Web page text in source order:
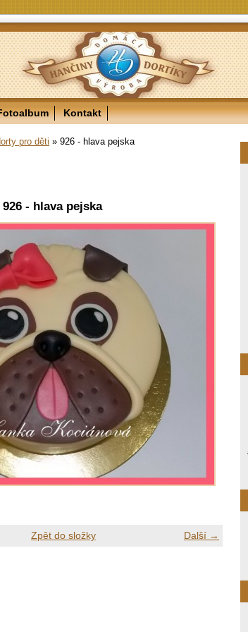
Kontakt
pro děti » 926 - hlava pejska
926 - hlava pejska
Další →
Zpět do složky